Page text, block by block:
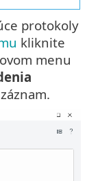
protokoly
kliknite
menu